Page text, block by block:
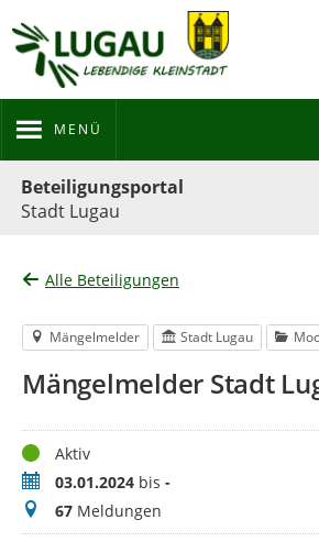
MENÜ
Beteiligungsportal
Stadt Lugau
Alle Beteiligungen
Mängelmelder Stadt Lugau
Mängelmelder Stadt
StatusAktiv
Zeitraum03.01.2024 bis -
Meldungen
67 Meldungen